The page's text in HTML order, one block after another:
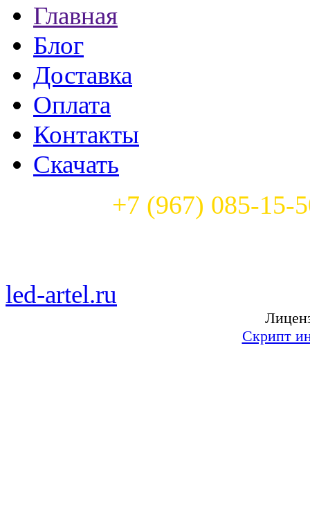
Главная
Блог
Доставка
Оплата
Контакты
Скачать
+7 (967) 085-15-
led-artel.ru
Скрипт